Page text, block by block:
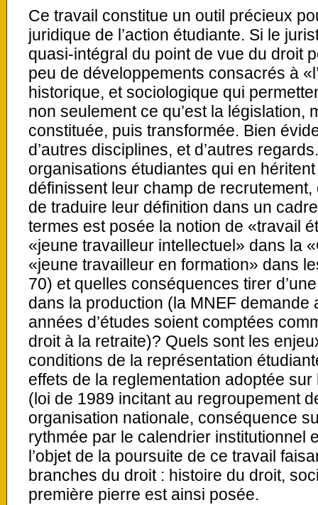
Ce travail constitue un outil précieux
juridique de l’action étudiante. Si le
quasi-intégral du point de vue du droit
peu de développements consacrés à
historique, et sociologique qui
non seulement ce qu’est la législation,
constituée, puis transformée. Bien
d’autres disciplines, et d’autres
organisations étudiantes qui en
définissent leur champ de
de traduire leur définition dans un
termes est posée la notion de «travail
«jeune travailleur intellectuel» dans la
«jeune travailleur en formation» dans
70) et quelles conséquences tirer
dans la production (la MNEF demande
années d’études soient comptées
droit à la retraite)? Quels sont les
conditions de la représentation
effets de la reglementation adoptée
(loi de 1989 incitant au regroupement
organisation nationale, conséquence
rythmée par le calendrier institutionnel
l’objet de la poursuite de ce travail
branches du droit : histoire du droit,
première pierre est ainsi posée.